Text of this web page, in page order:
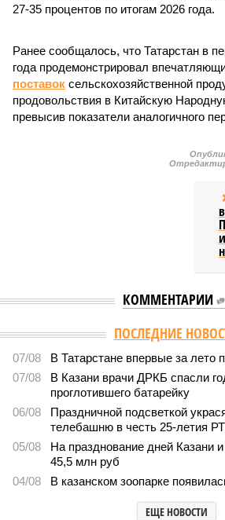
27-35 процентов по итогам 2026 года.
Ранее сообщалось, что Татарстан в
года продемонстрировал
поставок сельскохозяйственной
продовольствия в Китайскую
превысив показатели аналогичного
КОММЕНТАРИИ
ПОСЛЕДНИЕ
07/08
В Татарстане впервые за лето
07/08
В Казани врачи ДРКБ спасли
проглотившего батарейку
06/08
Праздничной подсветкой
телебашню в честь 25-летия
05/08
На празднование дней Казани
45,5 млн руб
04/08
В казанском зоопарке
ЕЩЕ НОВОСТИ